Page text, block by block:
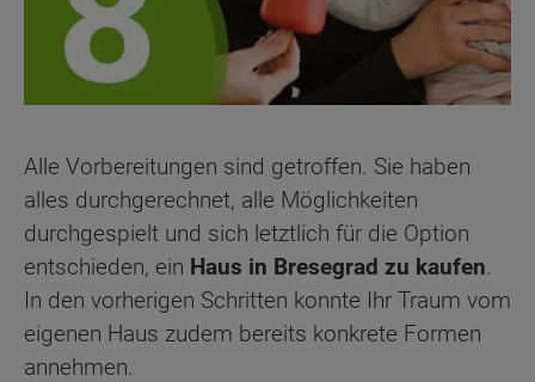
Alle Vorbereitungen sind getroffen. Sie haben
alles durchgerechnet, alle Möglichkeiten
durchgespielt und sich letztlich für die Option
entschieden, ein Haus in Bresegrad zu kaufen.
In den vorherigen Schritten konnte Ihr Traum vom
eigenen Haus zudem bereits konkrete Formen
annehmen.